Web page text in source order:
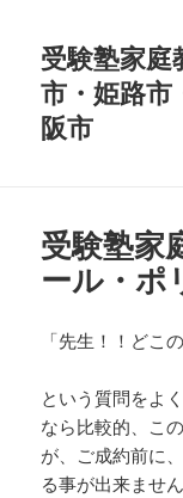
受験塾家
市・姫路市
阪市
受験塾家
ール・ポ
「先生！！どこ
という質問をよ
なら比較的、こ
が、ご成約前に
る事が出来ませ